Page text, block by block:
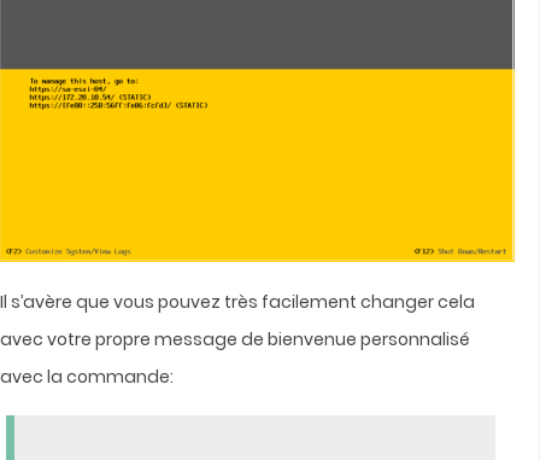
Il s’avère que vous pouvez très facilement changer cela
avec votre propre message de bienvenue personnalisé
avec la commande: